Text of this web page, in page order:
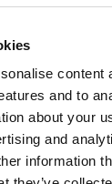
content
and to
about your
and
information
Van Gent